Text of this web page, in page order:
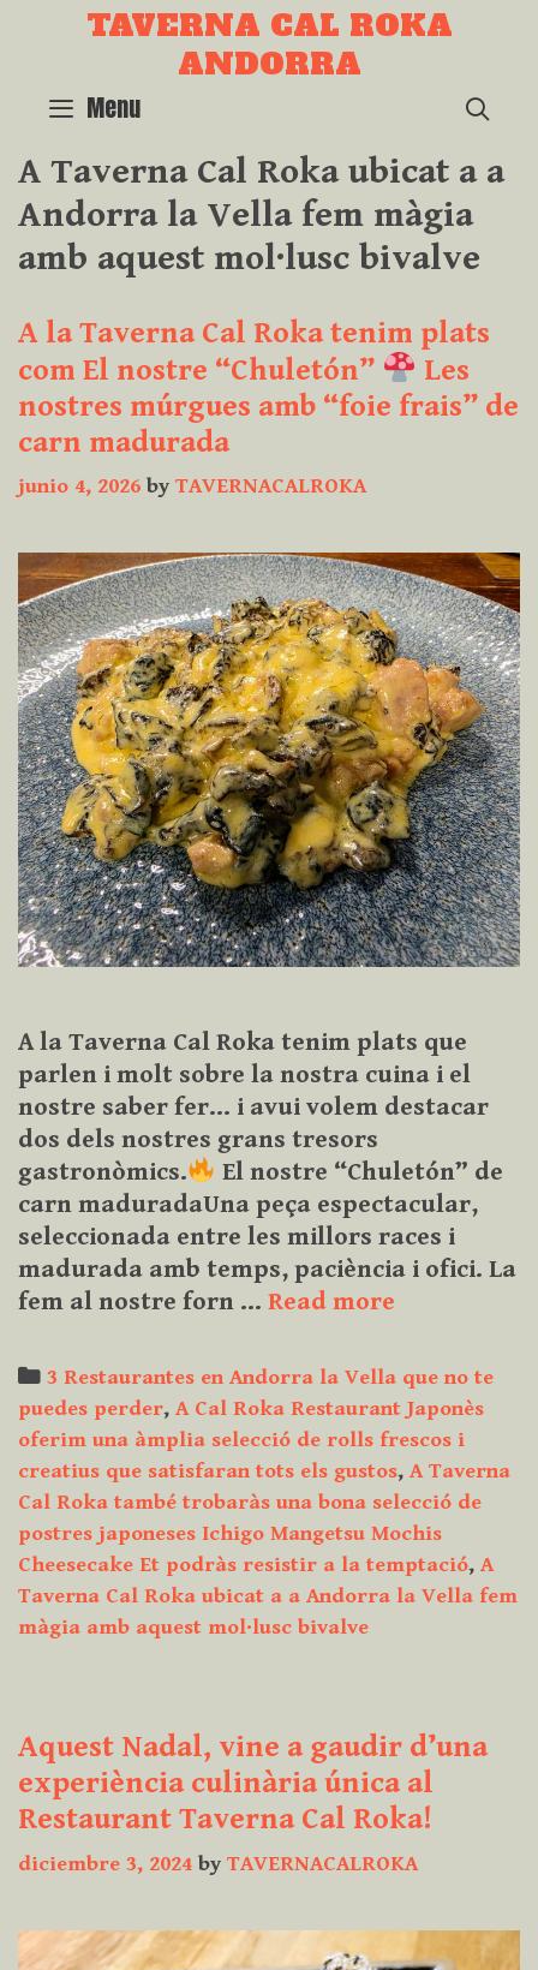
TAVERNA CAL ROKA
ANDORRA
Menu
A Taverna Cal Roka ubicat a a
Andorra la Vella fem màgia
amb aquest mol·lusc bivalve
A la Taverna Cal Roka tenim plats
com El nostre “Chuletón”
Les
nostres múrgues amb “foie frais” de
carn madurada
junio 4, 2026 by TAVERNACALROKA
A la Taverna Cal Roka tenim plats que
parlen i molt sobre la nostra cuina i el
nostre saber fer… i avui volem destacar
dos dels nostres grans tresors
gastronòmics.
El nostre “Chuletón” de
carn maduradaUna peça espectacular,
seleccionada entre les millors races i
madurada amb temps, paciència i ofici. La
fem al nostre forn … Read more
Taverna
Cal
Roka
tenim
plats
com
El
nostre
múrgues
amb
“foie
frais”
madurada
Categories
3 Restaurantes en Andorra la Vella que no te
puedes perder, A Cal Roka Restaurant Japonès
oferim una àmplia selecció de rolls frescos i
creatius que satisfaran tots els gustos, A Taverna
Cal Roka també trobaràs una bona selecció de
postres japoneses Ichigo Mangetsu Mochis
Cheesecake Et podràs resistir a la temptació, A
Taverna Cal Roka ubicat a a Andorra la Vella fem
màgia amb aquest mol·lusc bivalve
Aquest Nadal, vine a gaudir d’una
experiència culinària única al
Restaurant Taverna Cal Roka!
diciembre 3, 2024 by TAVERNACALROKA